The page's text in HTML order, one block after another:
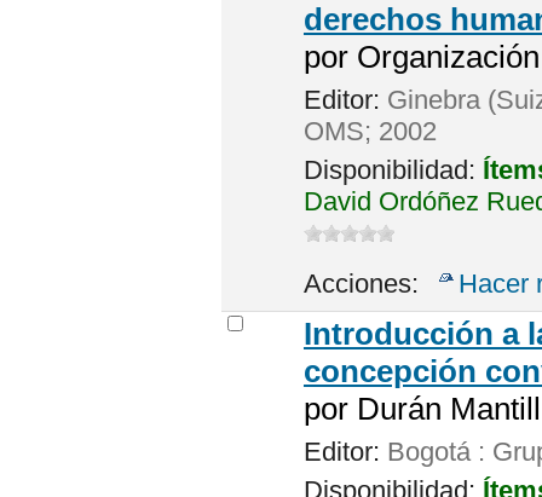
derechos
por
Editor: Ginebra
OMS; 2002
Disponibilidad:
David Ordóñez
Acciones: Hacer
Introducción a
concepción
por Durán
Editor: Bogotá :
Disponibilidad: